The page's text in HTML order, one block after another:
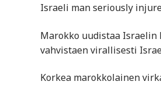
Israeli man seriously
Marokko uudistaa
vahvistaen virallisesti
Korkea marokkolainen